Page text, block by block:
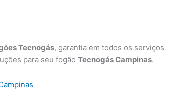
Tecnogás, garantia em todos os serviços
para seu fogãoTecnogás Campinas.